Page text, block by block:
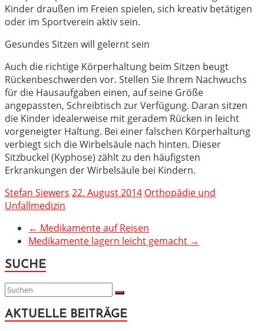
Kinder draußen im Freien spielen, sich kreativ betätigen
oder im Sportverein aktiv sein.
Gesundes Sitzen will gelernt sein
Auch die richtige Körperhaltung beim Sitzen beugt
Rückenbeschwerden vor. Stellen Sie Ihrem Nachwuchs
für die Hausaufgaben einen, auf seine Größe
angepassten, Schreibtisch zur Verfügung. Daran sitzen
die Kinder idealerweise mit geradem Rücken in leicht
vorgeneigter Haltung. Bei einer falschen Körperhaltung
verbiegt sich die Wirbelsäule nach hinten. Dieser
Sitzbuckel (Kyphose) zählt zu den häufigsten
Erkrankungen der Wirbelsäule bei Kindern.
Stefan Siewers 22. August 2014 Orthopädie und
Unfallmedizin
← Medikamente auf Reisen
Medikamente lagern leicht gemacht →
SUCHE
AKTUELLE BEITRÄGE